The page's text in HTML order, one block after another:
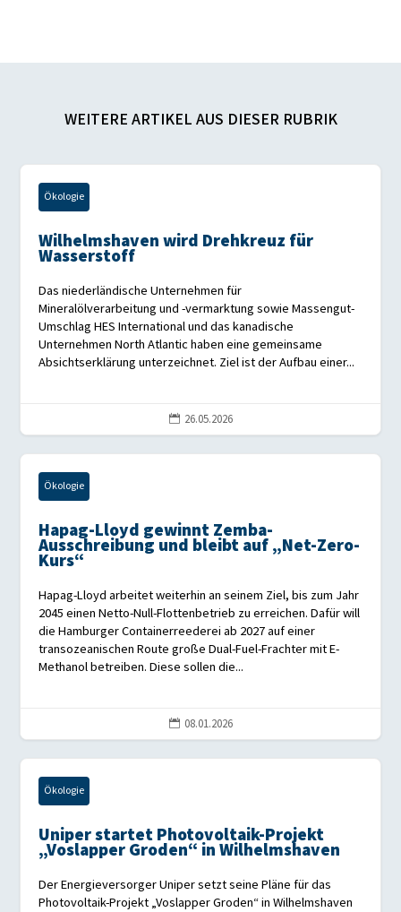
WEITERE ARTIKEL AUS DIESER RUBRIK
Ökologie
Wilhelmshaven wird Drehkreuz für
Wasserstoff
Das niederländische Unternehmen für
Mineralölverarbeitung und -vermarktung sowie Massengut-
Umschlag HES International und das kanadische
Unternehmen North Atlantic haben eine gemeinsame
Absichtserklärung unterzeichnet. Ziel ist der Aufbau einer...
 26.05.2026
Ökologie
Hapag-Lloyd gewinnt Zemba-
Ausschreibung und bleibt auf „Net-Zero-
Kurs“
Hapag-Lloyd arbeitet weiterhin an seinem Ziel, bis zum Jahr
2045 einen Netto-Null-Flottenbetrieb zu erreichen. Dafür will
die Hamburger Containerreederei ab 2027 auf einer
transozeanischen Route große Dual-Fuel-Frachter mit E-
Methanol betreiben. Diese sollen die...
 08.01.2026
Ökologie
Uniper startet Photovoltaik-Projekt
„Voslapper Groden“ in Wilhelmshaven
Der Energieversorger Uniper setzt seine Pläne für das
Photovoltaik-Projekt „Voslapper Groden“ in Wilhelmshaven